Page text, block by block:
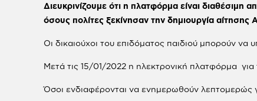
Διευκρινίζουμε ότι η πλατφόρμα είναι διαθέσιμη
όσους πολίτες ξεκίνησαν την δημιουργία
Οι δικαιούχοι του επιδόματος παιδιού μπορούν
Μετά τις 15/01/2022 η ηλεκτρονική πλατφόρμα για
Όσοι ενδιαφέρονται να ενημερωθούν λεπτομερώς